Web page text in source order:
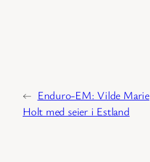
← Enduro-EM: Vilde Marie
Holt med seier i Estland